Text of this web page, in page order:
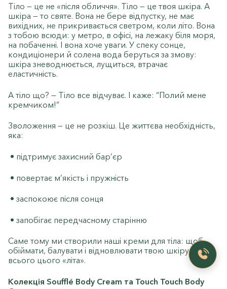
Тіло — це не «після обличчя». Тіло — це твоя шкіра. А
шкіра — то святе. Вона не бере відпустку, не має
вихідних, не прикривається светром, коли літо. Вона
з тобою всюди: у метро, в офісі, на лежаку біля моря,
на побаченні. І вона хоче уваги. У спеку сонце,
кондиціонери й солена вода беруться за змову:
шкіра зневоднюється, лущиться, втрачає
еластичність.
А тіло що? — Тіло все відчуває. І каже: “Полий мене
кремчиком!”
Зволоження — це не розкіш. Це життєва необхідність,
яка:
• підтримує захисний бар’єр
• повертає м’якість і пружність
• заспокоює після сонця
• запобігає передчасному старінню
Саме тому ми створили наші креми для тіла: щоб
обіймати, балувати і відновлювати твою шкіру після
всього цього «літа».
Колекція Soufflé Body Cream та Touch Touch Body